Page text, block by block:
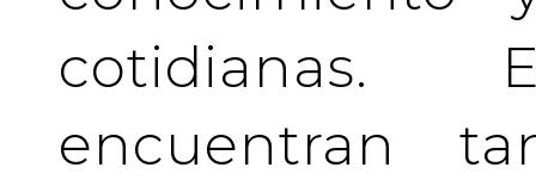
encuentran